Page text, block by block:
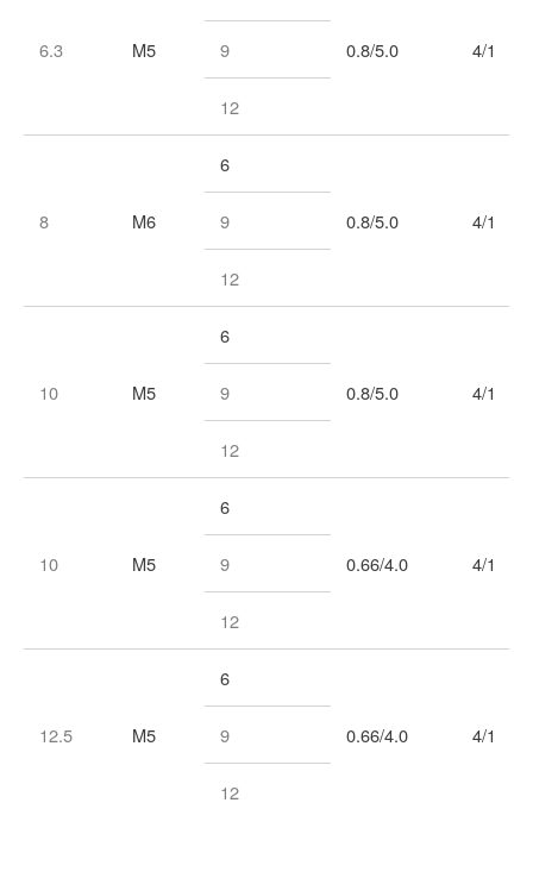
6.3 M5 0.8/5.0 4/1
9
12
8 M6
6
0.8/5.0 4/1
9
12
10 M5
6
0.8/5.0 4/1
9
12
10 M5
6
0.66/4.0 4/1
9
12
12.5 M5
6
0.66/4.0 4/1
9
12